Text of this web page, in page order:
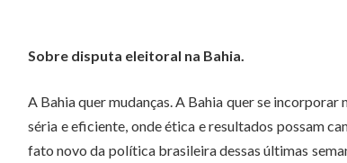
Sobre disputa eleitoral na Bahia.
A Bahia quer mudanças. A Bahia quer se
séria e eficiente, onde ética e resultados possam
fato novo da política brasileira dessas últimas